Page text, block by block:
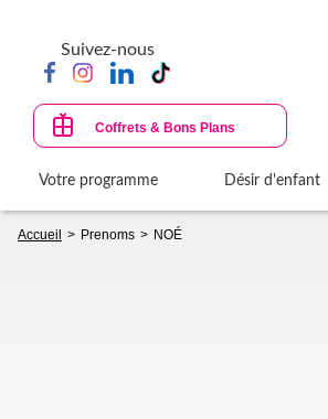
contenu
principal
Suivez-nous
Coffrets & Bons Plans
Votre programme Désir d'enfant
d'Ariane
Accueil Prenoms NOÉ